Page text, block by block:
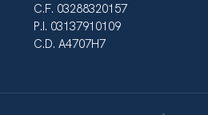
C.F. 03288320157
P.I. 03137910109
C.D. A4707H7